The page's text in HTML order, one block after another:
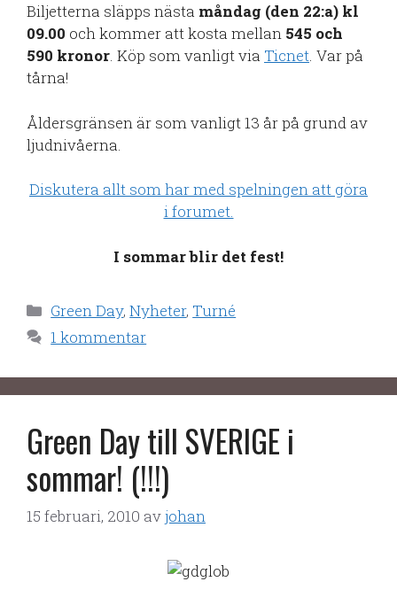
Biljetterna släpps nästa måndag (den 22:a) kl
09.00 och kommer att kosta mellan 545 och
590 kronor. Köp som vanligt via Ticnet. Var på
tårna!
Åldersgränsen är som vanligt 13 år på grund av
ljudnivåerna.
Diskutera allt som har med spelningen att göra
i forumet.
I sommar blir det fest!
Kategorier
Green Day,Nyheter, Turné
1 kommentar
Green Day till SVERIGE i
sommar! (!!!)
15 februari, 2010 avjohan